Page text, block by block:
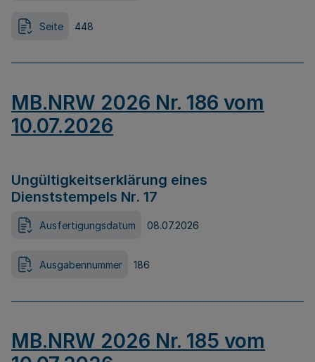
Seite 448
MB.NRW 2026 Nr. 186 vom
10.07.2026
Ungültigkeitserklärung eines
Dienststempels Nr. 17
Ausfertigungsdatum 08.07.2026
Ausgabennummer 186
MB.NRW 2026 Nr. 185 vom